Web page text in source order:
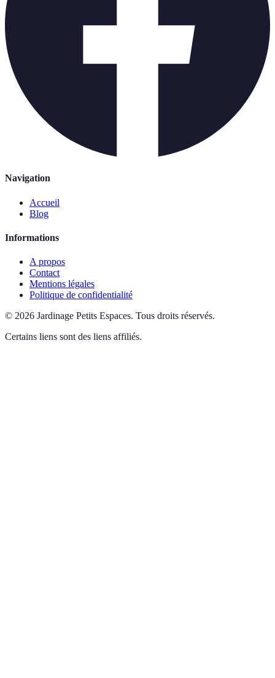
Navigation
Accueil
Blog
Informations
A propos
Contact
Mentions légales
Politique de confidentialité
© 2026 Jardinage Petits Espaces. Tous droits réservés.
Certains liens sont des liens affiliés.